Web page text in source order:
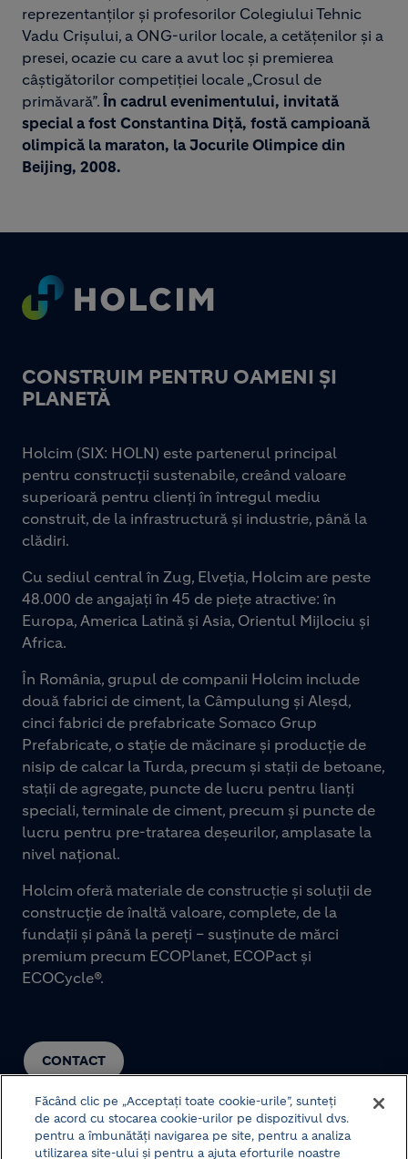
reprezentanților și profesorilor Colegiului Tehnic
Vadu Crișului, a ONG-urilor locale, a cetățenilor și a
presei, ocazie cu care a avut loc și premierea
câștigătorilor competiției locale „Crosul de
primăvară”. În cadrul evenimentului, invitată
special a fost Constantina Diță, fostă campioană
olimpică la maraton, la Jocurile Olimpice din
Beijing, 2008.
Footer
CONSTRUIM PENTRU OAMENI ȘI
PLANETĂ
CONTACT
Holcim (SIX: HOLN) este partenerul principal
pentru construcții sustenabile, creând valoare
superioară pentru clienți în întregul mediu
construit, de la infrastructură și industrie, până la
clădiri.
Cu sediul central în Zug, Elveția, Holcim are peste
48.000 de angajați în 45 de piețe atractive: în
Europa, America Latină și Asia, Orientul Mijlociu și
Africa.
În România, grupul de companii Holcim include
două fabrici de ciment, la Câmpulung și Aleșd,
cinci fabrici de prefabricate Somaco Grup
Prefabricate, o stație de măcinare și producție de
nisip de calcar la Turda, precum și stații de betoane,
stații de agregate, puncte de lucru pentru lianți
speciali, terminale de ciment, precum și puncte de
lucru pentru pre-tratarea deșeurilor, amplasate la
nivel național.
Holcim oferă materiale de construcție și soluții de
construcție de înaltă valoare, complete, de la
fundații și până la pereți – susținute de mărci
premium precum ECOPlanet, ECOPact și
ECOCycle®.
Făcând clic pe „Acceptați toate cookie-urile”, sunteți
de acord cu stocarea cookie-urilor pe dispozitivul dvs.
pentru a îmbunătăți navigarea pe site, pentru a analiza
utilizarea site-ului și pentru a ajuta eforturile noastre